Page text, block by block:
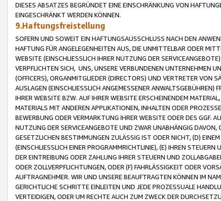
DIESES ABSATZES BEGRÜNDET EINE EINSCHRÄNKUNG VON
EINGESCHRÄNKT WERDEN KÖNNEN.
9.Haftungsfreistellung
SOFERN UND SOWEIT EIN HAFTUNGSAUSSCHLUSS NACH DEN
HAFTUNG FÜR ANGELEGENHEITEN AUS, DIE UNMITTELBAR ODER
WEBSITE (EINSCHLIESSLICH IHRER NUTZUNG DER
VERPFLICHTEN SICH, UNS, UNSERE VERBUNDENEN UNTERNEHMEN
(OFFICERS), ORGANMITGLIEDER (DIRECTORS) UND VERTRETER VON
AUSLAGEN (EINSCHLIESSLICH ANGEMESSENER
IHRER WEBSITE BZW. AUF IHRER WEBSITE ERSCHEINENDEM
MATERIALS MIT ANDEREN APPLIKATIONEN, INHALTEN ODER
BEWERBUNG ODER VERMARKTUNG IHRER WEBSITE ODER DES GGF.
NUTZUNG DER SERVICEANGEBOTE UND ZWAR UNABHÄNGIG
GESETZLICHEN BESTIMMUNGEN ZULÄSSIG IST ODER NICHT, (D)
(EINSCHLIESSLICH EINER PROGRAMMRICHTLINIE), (E) IHREN
DER EINTREIBUNG ODER ZAHLUNG IHRER STEUERN UND
ODER ZOLLVERPFLICHTUNGEN, ODER (F) FAHRLÄSSIGKEIT ODER
AUFTRAGNEHMER. WIR UND UNSERE BEAUFTRAGTEN KÖNNEN IM
GERICHTLICHE SCHRITTE EINLEITEN UND JEDE PROZESSUALE
VERTEIDIGEN, ODER UM RECHTE AUCH ZUM ZWECK DER